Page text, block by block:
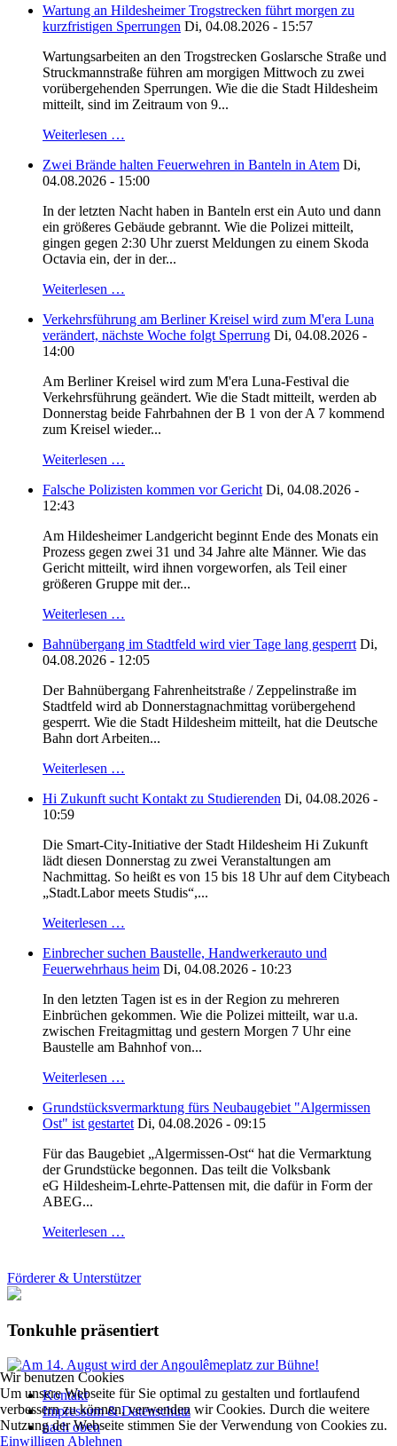
Wartung an Hildesheimer Trogstrecken führt morgen zu
kurzfristigen Sperrungen Di, 04.08.2026 - 15:57
Wartungsarbeiten an den Trogstrecken Goslarsche Straße und
Struckmannstraße führen am morgigen Mittwoch zu zwei
vorübergehenden Sperrungen. Wie die die Stadt Hildesheim
mitteilt, sind im Zeitraum von 9...
Weiterlesen …
Zwei Brände halten Feuerwehren in Banteln in Atem Di,
04.08.2026 - 15:00
In der letzten Nacht haben in Banteln erst ein Auto und dann
ein größeres Gebäude gebrannt. Wie die Polizei mitteilt,
gingen gegen 2:30 Uhr zuerst Meldungen zu einem Skoda
Octavia ein, der in der...
Weiterlesen …
Verkehrsführung am Berliner Kreisel wird zum M'era Luna
verändert, nächste Woche folgt Sperrung Di, 04.08.2026 -
14:00
Am Berliner Kreisel wird zum M'era Luna-Festival die
Verkehrsführung geändert. Wie die Stadt mitteilt, werden ab
Donnerstag beide Fahrbahnen der B 1 von der A 7 kommend
zum Kreisel wieder...
Weiterlesen …
Falsche Polizisten kommen vor Gericht Di, 04.08.2026 -
12:43
Am Hildesheimer Landgericht beginnt Ende des Monats ein
Prozess gegen zwei 31 und 34 Jahre alte Männer. Wie das
Gericht mitteilt, wird ihnen vorgeworfen, als Teil einer
größeren Gruppe mit der...
Weiterlesen …
Bahnübergang im Stadtfeld wird vier Tage lang gesperrt Di,
04.08.2026 - 12:05
Der Bahnübergang Fahrenheitstraße / Zeppelinstraße im
Stadtfeld wird ab Donnerstagnachmittag vorübergehend
gesperrt. Wie die Stadt Hildesheim mitteilt, hat die Deutsche
Bahn dort Arbeiten...
Weiterlesen …
Hi Zukunft sucht Kontakt zu Studierenden Di, 04.08.2026 -
10:59
Die Smart-City-Initiative der Stadt Hildesheim Hi Zukunft
lädt diesen Donnerstag zu zwei Veranstaltungen am
Nachmittag. So heißt es von 15 bis 18 Uhr auf dem Citybeach
„Stadt.Labor meets Studis“,...
Weiterlesen …
Einbrecher suchen Baustelle, Handwerkerauto und
Feuerwehrhaus heim Di, 04.08.2026 - 10:23
In den letzten Tagen ist es in der Region zu mehreren
Einbrüchen gekommen. Wie die Polizei mitteilt, war u.a.
zwischen Freitagmittag und gestern Morgen 7 Uhr eine
Baustelle am Bahnhof von...
Weiterlesen …
Grundstücksvermarktung fürs Neubaugebiet "Algermissen
Ost" ist gestartet Di, 04.08.2026 - 09:15
Für das Baugebiet „Algermissen-Ost“ hat die Vermarktung
der Grundstücke begonnen. Das teilt die Volksbank
eG Hildesheim-Lehrte-Pattensen mit, die dafür in Form der
ABEG...
Weiterlesen …
Förderer & Unterstützer
Tonkuhle präsentiert
Kontakt
Impressum & Datenschutz
nach oben
Wir benutzen Cookies
Um unsere Webseite für Sie optimal zu gestalten und fortlaufend
verbessern zu können, verwenden wir Cookies. Durch die weitere
Nutzung der Webseite stimmen Sie der Verwendung von Cookies zu.
Einwilligen Ablehnen